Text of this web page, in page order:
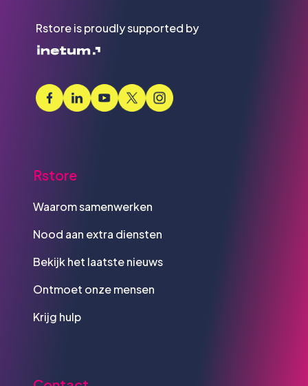
Rstore is proudly supported by
Rstore
Waarom samenwerken
Nood aan extra diensten
Bekijk het laatste nieuws
Ontmoet onze mensen
Krijg hulp